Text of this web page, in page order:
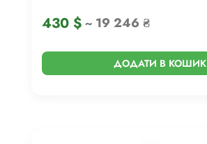
430 $~ 19 246 ₴
ДОДАТИ В КОШИК